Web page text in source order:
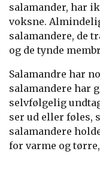
salamander, har
voksne.
salamandere, de
og de tynde
Salamandre har
salamandere har
selvfølgelig
ser ud eller føles,
salamandere
for varme og